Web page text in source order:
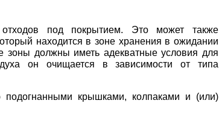
отходов под покрытием. Это может также
находится в зоне хранения в ожидании
зоны должны иметь адекватные условия для
он очищается в зависимости от типа
подогнанными крышками, колпаками и (или)